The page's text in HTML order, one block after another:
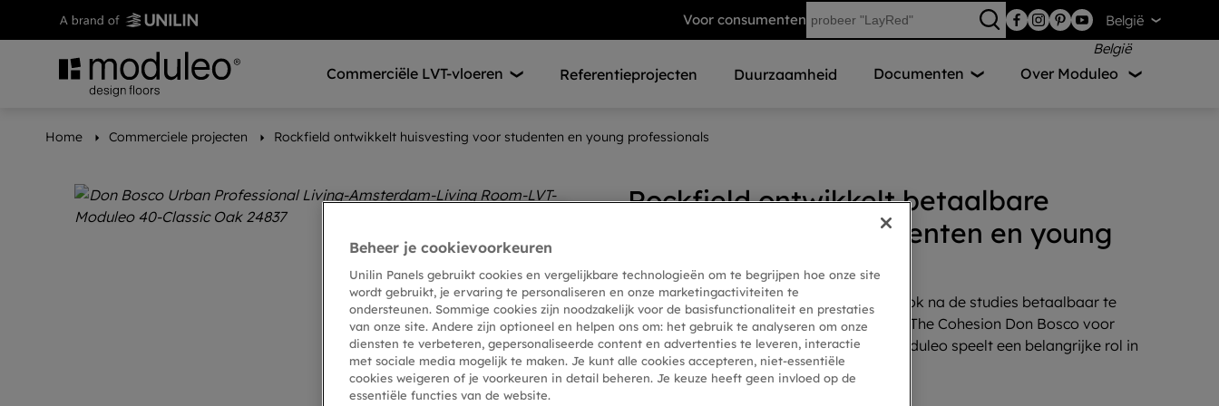
Voor consumenten België
Commerciële LVT-vloeren Referentieprojecten Duurzaamheid Documenten Over Moduleo
Home Commerciele projecten Rockfield ontwikkelt huisvesting voor studenten en young professionals
Rockfield ontwikkelt betaalbare
huisvesting voor studenten en young
professionals
Pas afgestudeerden de kans geven om ook na de studies betaalbaar te
blijven wonen in Amsterdam. Dat is waar The Cohesion Don Bosco voor
staat. De luxe vinylvloer Moduleo van Moduleo speelt een belangrijke rol in
het streven naar die betaalbaarheid.
Beheer je cookievoorkeuren
Unilin Panels gebruikt cookies en vergelijkbare technologieën om te begrijpen hoe onze site
wordt gebruikt, je ervaring te personaliseren en onze marketingactiviteiten te
ondersteunen. Sommige cookies zijn noodzakelijk voor de basisfunctionaliteit en prestaties
van onze site. Andere zijn optioneel en helpen ons om: het gebruik te analyseren om onze
diensten te verbeteren, gepersonaliseerde content en advertenties te leveren, interactie
met sociale media mogelijk te maken. Je kunt alle cookies accepteren, niet-essentiële
cookies weigeren of je voorkeuren in detail beheren. Je keuze heeft geen invloed op de
essentiële functies van de website.